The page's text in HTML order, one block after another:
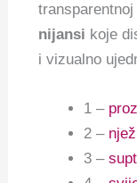
transparentnoj
nijansi koje
i vizualno
1 –
2 –
3 –